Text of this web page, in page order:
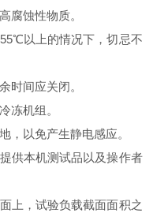
蚀性物质。
以上的情况下，切忌不
间应关闭。
机组。
以免产生静电感应。
本机测试品以及操作者
，试验负载截面面积之